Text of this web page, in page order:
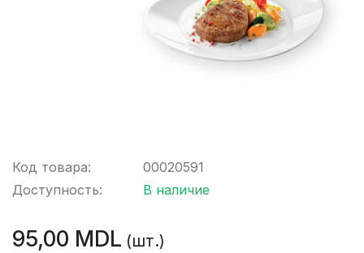
Код товара:
Доступность:
00020591
В наличие
95,00 MDL (шт.)